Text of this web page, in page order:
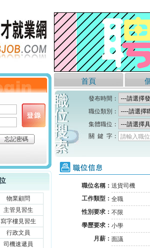
首頁
發布時間：
職位類別：
集體職位：
關 鍵 字：
請輸入職
職位信息
職位名稱： 送貨司機
工作類型： 全職
性別要求： 不限
學歷要求： 小學
月薪： 面議
忘記密碼
物業顧問
主管見習生
寫字樓見習生
行政文員
司機速遞員